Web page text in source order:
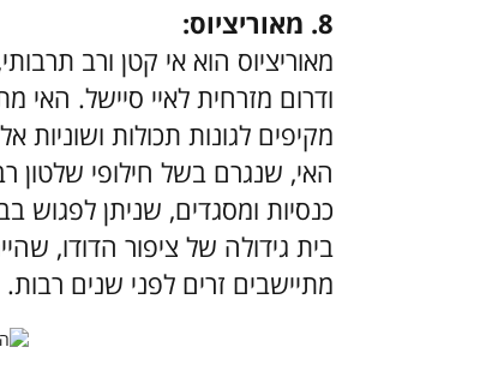
8. מאוריציוס:
מאוריציוס הוא אי קטן ורב
מקיפים לגונות תכולות ושוניות
האי, שנגרם בשל חילופי שלטון
כנסיות ומסגדים, שניתן לפגוש
בית גידולה של ציפור הדודו,
מתיישבים זרים לפני שנים רבות.